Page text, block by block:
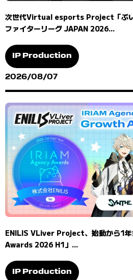
次世代Virtual esports Project「ぶい
ファイターリーグ JAPAN 2026...
IP Production
2026/08/07
ENILIS VLiver Project、始動から1
Awards 2026 H1」...
IP Production